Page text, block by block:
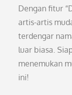
Dengan fitur
artis-artis
terdengar
luar biasa.
menemukan
ini!